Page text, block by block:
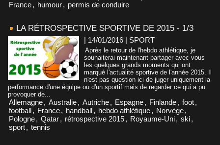
France, humour, permis de conduire
LA RÉTROSPECTIVE SPORTIVE DE 2015 - 1/3
| 14/01/2016 | SPORT
Après le retour de l'hebdo athlétique, je
souhaiterai maintenant partager avec vous
les quelques grands moments qui ont
marqué l'actualité sportive de l'année 2015. Il
n'est pas question ici de juger uniquement la
performance d'une équipe ou d'un sportif mais de regarder ce qui a pu
provoquer de...
Allemagne, Australie, Autriche, Espagne, Finlande, foot,
football, France, handball, hebdo athlétique, Norvège,
Pologne, Qatar, rétrospective 2015, Royaume-Uni, ski,
sport, tennis